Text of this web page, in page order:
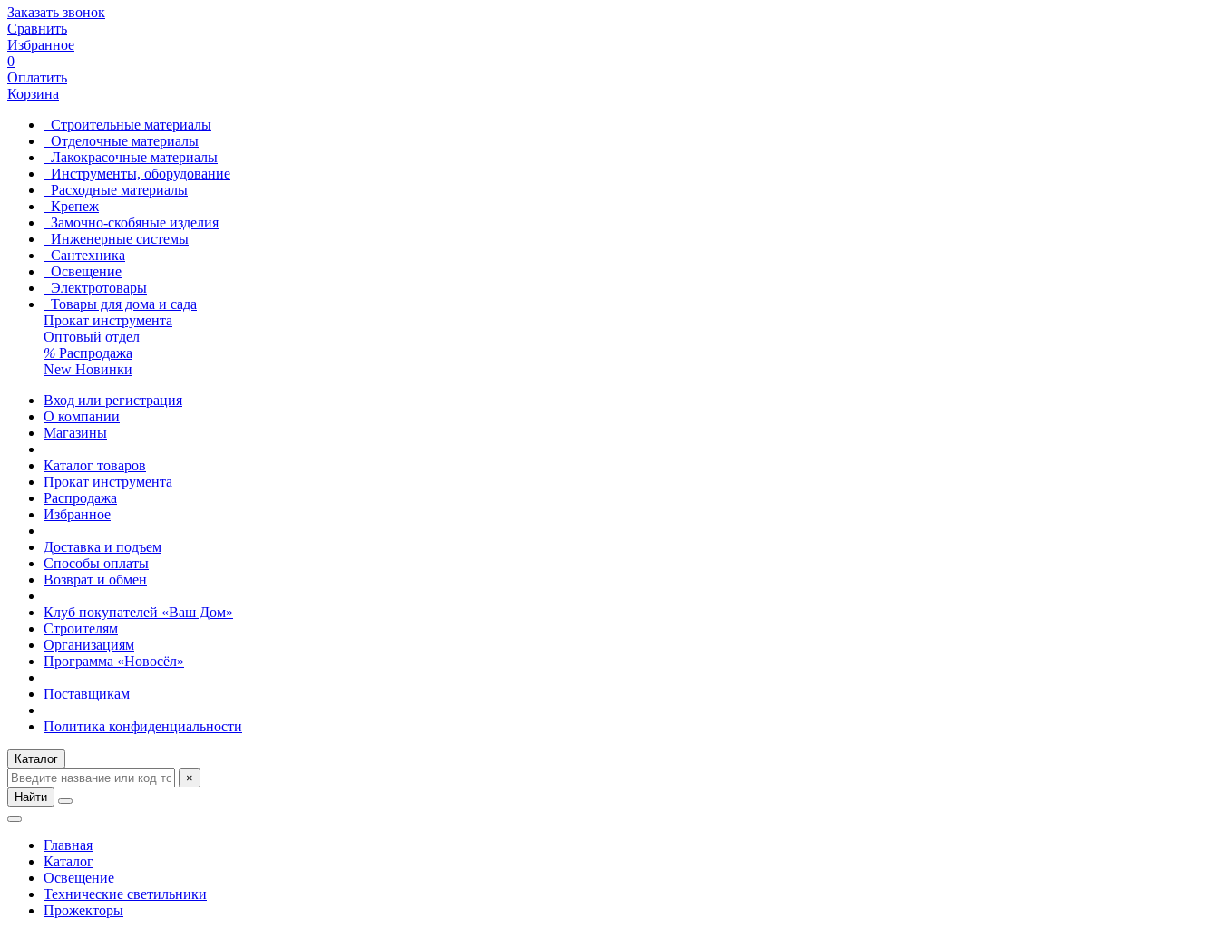
Заказать звонок
Сравнить
Избранное
0
Оплатить
Корзина
Строительные материалы
Отделочные материалы
Лакокрасочные материалы
Инструменты, оборудование
Расходные материалы
Крепеж
Замочно-скобяные изделия
Инженерные системы
Сантехника
Освещение
Электротовары
Товары для дома и сада
Прокат инструмента
Оптовый отдел
% Распродажа
New Новинки
Вход или регистрация
О компании
Магазины
Каталог товаров
Прокат инструмента
Распродажа
Избранное
Доставка и подъем
Способы оплаты
Возврат и обмен
Клуб покупателей «Ваш Дом»
Строителям
Организациям
Программа «Новосёл»
Поставщикам
Политика конфиденциальности
Каталог
×
Найти
Главная
Каталог
Освещение
Технические светильники
Прожекторы